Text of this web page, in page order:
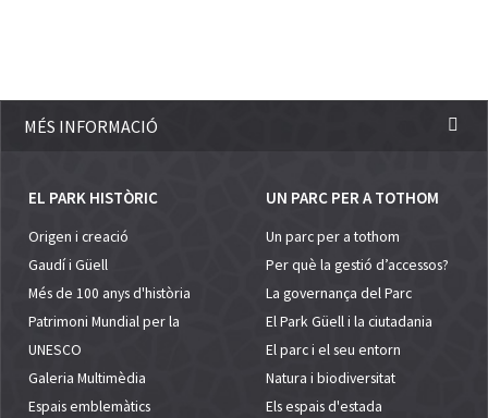
MÉS INFORMACIÓ
EL PARK HISTÒRIC
Origen i creació
Gaudí i Güell
Més de 100 anys d'història
Patrimoni Mundial per la
UNESCO
Galeria Multimèdia
Espais emblemàtics
UN PARC PER A TOTHOM
Un parc per a tothom
Per què la gestió d’accessos?
La governança del Parc
El Park Güell i la ciutadania
El parc i el seu entorn
Natura i biodiversitat
Els espais d'estada